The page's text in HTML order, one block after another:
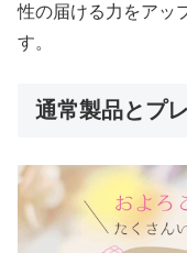
性の届ける力をアッ
す。
通常製品とプ